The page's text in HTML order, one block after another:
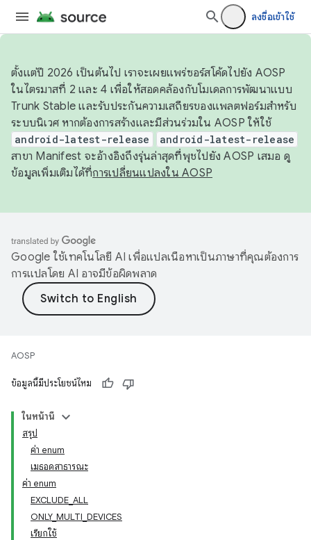
ลงชื่อเข้าใช้
ตั้งแต่ปี 2026 เป็นต้นไป เราจะเผยแพร่ซอร์สโค้ดไปยัง AOSP
ในไตรมาสที่ 2 และ 4 เพื่อให้สอดคล้องกับโมเดลการพัฒนาแบบ
Trunk Stable และรับประกันความเสถียรของแพลตฟอร์มสำหรับ
ระบบนิเวศ หากต้องการสร้างและมีส่วนร่วมใน AOSP ให้ใช้
android-latest-release android-latest-release
สาขา Manifest จะอ้างอิงถึงรุ่นล่าสุดที่พุชไปยัง AOSP เสมอ ดู
ข้อมูลเพิ่มเติมได้ที่การเปลี่ยนแปลงใน AOSP
Google ใช้เทคโนโลยี AI เพื่อแปลเนื้อหาเป็นภาษาที่คุณต้องการ
การแปลโดย AI อาจมีข้อผิดพลาด
AOSP
ข้อมูลนี้มีประโยชน์ไหม
ในหน้านี้
สรุป
ค่า enum
เมธอดสาธารณะ
ค่า enum
EXCLUDE_ALL
ONLY_MULTI_DEVICES
เรียกใช้